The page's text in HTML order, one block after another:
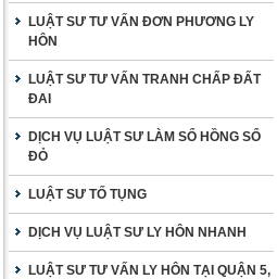
LUẬT SƯ TƯ VẤN ĐƠN PHƯƠNG LY
HÔN
LUẬT SƯ TƯ VẤN TRANH CHẤP ĐẤT
ĐAI
DỊCH VỤ LUẬT SƯ LÀM SỔ HỒNG SỔ
ĐỎ
LUẬT SƯ TỐ TỤNG
DỊCH VỤ LUẬT SƯ LY HÔN NHANH
LUẬT SƯ TƯ VẤN LY HÔN TẠI QUẬN 5,